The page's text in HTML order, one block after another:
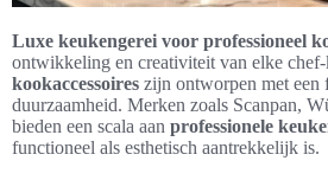
Luxe keukengerei voor professioneel
ontwikkeling en creativiteit van elke
kookaccessoires zijn ontworpen met een
duurzaamheid. Merken zoals Scanpan,
bieden een scala aan professionele
functioneel als esthetisch aantrekkelijk is.